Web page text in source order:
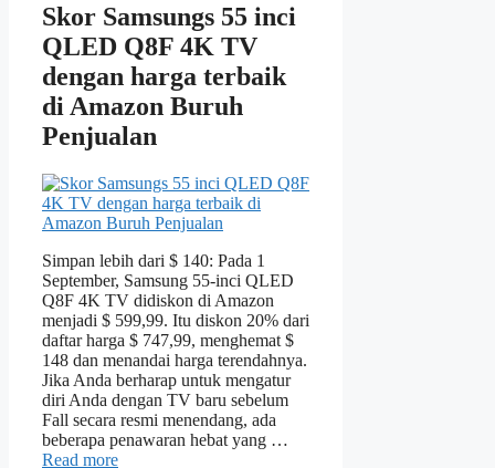
Skor Samsungs 55 inci
QLED Q8F 4K TV
dengan harga terbaik
di Amazon Buruh
Penjualan
Simpan lebih dari $ 140: Pada 1
September, Samsung 55-inci QLED
Q8F 4K TV didiskon di Amazon
menjadi $ 599,99. Itu diskon 20% dari
daftar harga $ 747,99, menghemat $
148 dan menandai harga terendahnya.
Jika Anda berharap untuk mengatur
diri Anda dengan TV baru sebelum
Fall secara resmi menendang, ada
beberapa penawaran hebat yang …
Read more